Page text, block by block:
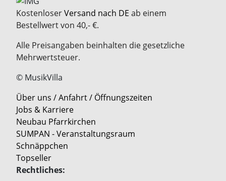
KostenloserVersand nach DE ab einem
Bestellwert von 40,- €.
Alle Preisangaben beinhalten die gesetzliche
Mehrwertsteuer.
© MusikVilla
Über uns / Anfahrt / Öffnungszeiten
Jobs & Karriere
Neubau Pfarrkirchen
SUMPAN - Veranstaltungsraum
Schnäppchen
Topseller
Rechtliches: